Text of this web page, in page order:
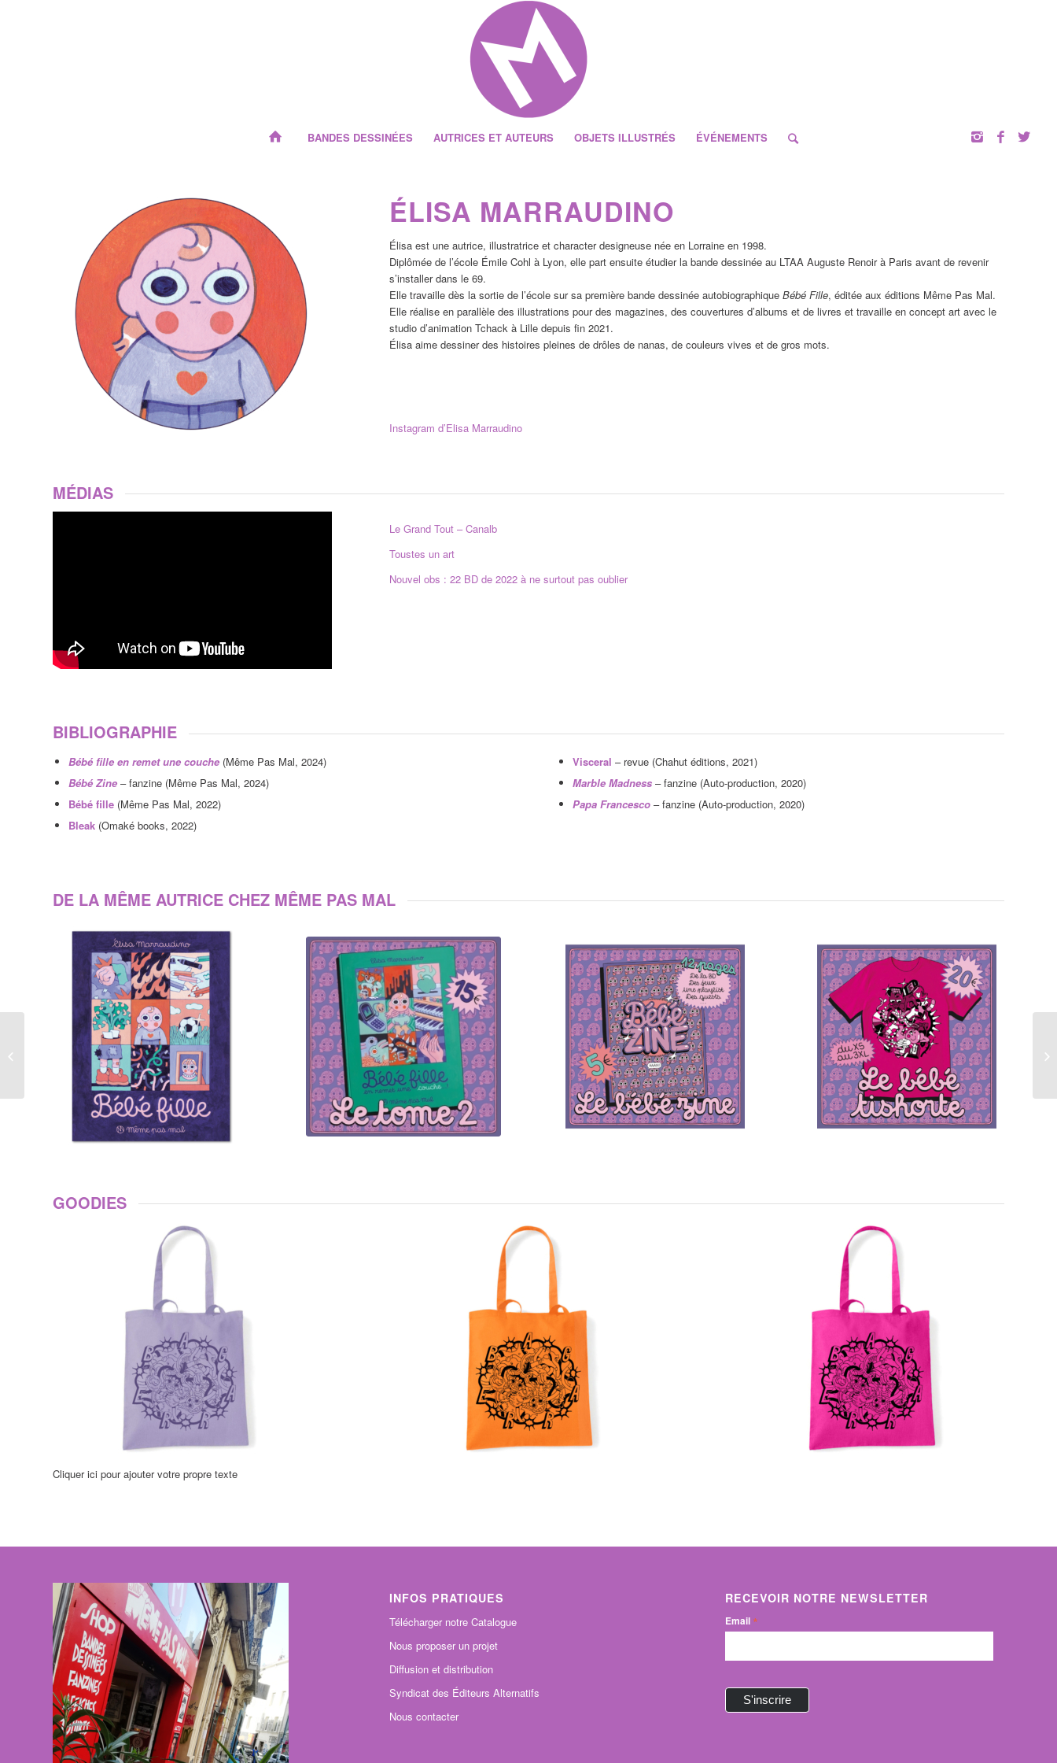
BANDES DESSINÉES AUTRICES ET AUTEURS OBJETS ILLUSTRÉS ÉVÉNEMENTS
ÉLISA MARRAUDINO
Élisa est une autrice, illustratrice et character designeuse née en Lorraine en 1998.
Diplômée de l’école Émile Cohl à Lyon, elle part ensuite étudier la bande dessinée au LTAA Auguste Renoir à Paris avant de revenir
s’installer dans le 69.
Elle travaille dès la sortie de l’école sur sa première bande dessinée autobiographique Bébé Fille, éditée aux éditions Même Pas Mal.
Elle réalise en parallèle des illustrations pour des magazines, des couvertures d’albums et de livres et travaille en concept art avec le
studio d’animation Tchack à Lille depuis fin 2021.
Élisa aime dessiner des histoires pleines de drôles de nanas, de couleurs vives et de gros mots.
Instagram d’Elisa Marraudino
MÉDIAS
Le Grand Tout – Canalb
Toustes un art
Nouvel obs : 22 BD de 2022 à ne surtout pas oublier
BIBLIOGRAPHIE
Bébé fille en remet une couche (Même Pas Mal, 2024)
Bébé Zine – fanzine (Même Pas Mal, 2024)
Bébé fille (Même Pas Mal, 2022)
Bleak (Omaké books, 2022)
Visceral – revue (Chahut éditions, 2021)
Marble Madness – fanzine (Auto-production, 2020)
Papa Francesco – fanzine (Auto-production, 2020)
DE LA MÊME AUTRICE CHEZ MÊME PAS MAL
GOODIES
Cliquer ici pour ajouter votre propre texte
INFOS PRATIQUES
Télécharger notre Catalogue
Nous proposer un projet
Diffusion et distribution
Syndicat des Éditeurs Alternatifs
Nous contacter
RECEVOIR NOTRE NEWSLETTER
Email *
Lucie Albrecht